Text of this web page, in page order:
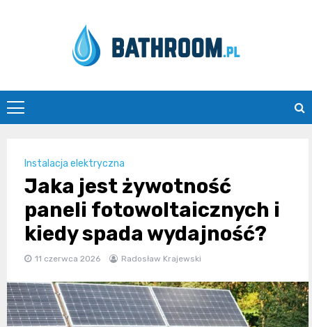
Bathroom.pl
Instalacja elektryczna
Jaka jest żywotność
paneli fotowoltaicznych i
kiedy spada wydajność?
11 czerwca 2026 Radosław Krajewski